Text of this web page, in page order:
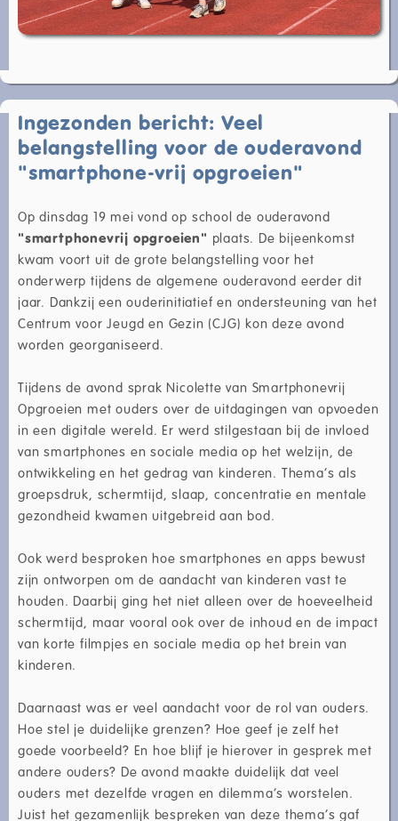
Ingezonden bericht: Veel
belangstelling voor de ouderavond
"smartphone-vrij opgroeien"
Op dinsdag 19 mei vond op school de ouderavond
"smartphonevrij opgroeien" plaats. De bijeenkomst
kwam voort uit de grote belangstelling voor het
onderwerp tijdens de algemene ouderavond eerder dit
jaar. Dankzij een ouderinitiatief en ondersteuning van het
Centrum voor Jeugd en Gezin (CJG) kon deze avond
worden georganiseerd.
Tijdens de avond sprak Nicolette van Smartphonevrij
Opgroeien met ouders over de uitdagingen van opvoeden
in een digitale wereld. Er werd stilgestaan bij de invloed
van smartphones en sociale media op het welzijn, de
ontwikkeling en het gedrag van kinderen. Thema’s als
groepsdruk, schermtijd, slaap, concentratie en mentale
gezondheid kwamen uitgebreid aan bod.
Ook werd besproken hoe smartphones en apps bewust
zijn ontworpen om de aandacht van kinderen vast te
houden. Daarbij ging het niet alleen over de hoeveelheid
schermtijd, maar vooral ook over de inhoud en de impact
van korte filmpjes en sociale media op het brein van
kinderen.
Daarnaast was er veel aandacht voor de rol van ouders.
Hoe stel je duidelijke grenzen? Hoe geef je zelf het
goede voorbeeld? En hoe blijf je hierover in gesprek met
andere ouders? De avond maakte duidelijk dat veel
ouders met dezelfde vragen en dilemma’s worstelen.
Juist het gezamenlijk bespreken van deze thema’s gaf